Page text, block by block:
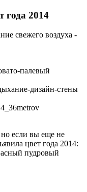
года 2014
свежего воздуха -
если вы еще не
цвет года 2014:
пудровый